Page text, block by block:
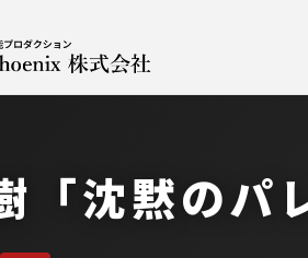
「沈黙のパ